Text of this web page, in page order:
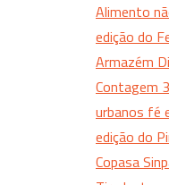
Alimento
edição do
Armazém
Contagem
urbanos fé
edição do
Copasa